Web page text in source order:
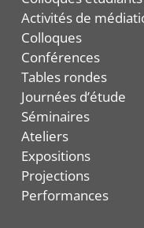
Activités de
Colloques
Conférences
Tables rondes
Journées d’étude
Séminaires
Ateliers
Expositions
Projections
Performances